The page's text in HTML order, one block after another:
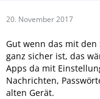
20. November 2017
Gut wenn das mit
ganz sicher ist, das
Apps da mit
Nachrichten,
alten Gerät.